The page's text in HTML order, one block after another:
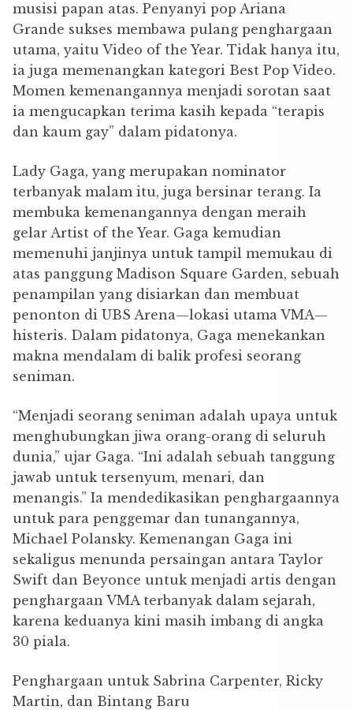
musisi papan atas. Penyanyi pop Ariana
Grande sukses membawa pulang penghargaan
utama, yaitu Video of the Year. Tidak hanya itu,
ia juga memenangkan kategori Best Pop Video.
Momen kemenangannya menjadi sorotan saat
ia mengucapkan terima kasih kepada “terapis
dan kaum gay” dalam pidatonya.
Lady Gaga, yang merupakan nominator
terbanyak malam itu, juga bersinar terang. Ia
membuka kemenangannya dengan meraih
gelar Artist of the Year. Gaga kemudian
memenuhi janjinya untuk tampil memukau di
atas panggung Madison Square Garden, sebuah
penampilan yang disiarkan dan membuat
penonton di UBS Arena—lokasi utama VMA—
histeris. Dalam pidatonya, Gaga menekankan
makna mendalam di balik profesi seorang
seniman.
“Menjadi seorang seniman adalah upaya untuk
menghubungkan jiwa orang-orang di seluruh
dunia,” ujar Gaga. “Ini adalah sebuah tanggung
jawab untuk tersenyum, menari, dan
menangis.” Ia mendedikasikan penghargaannya
untuk para penggemar dan tunangannya,
Michael Polansky. Kemenangan Gaga ini
sekaligus menunda persaingan antara Taylor
Swift dan Beyonce untuk menjadi artis dengan
penghargaan VMA terbanyak dalam sejarah,
karena keduanya kini masih imbang di angka
30 piala.
Penghargaan untuk Sabrina Carpenter, Ricky
Martin, dan Bintang Baru